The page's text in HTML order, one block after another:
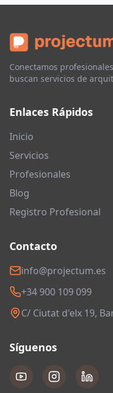
Conectamos
buscan servicios de
Enlaces Rápidos
Inicio
Servicios
Profesionales
Blog
Registro Profesional
Contacto
info@projectum.es
+34 900 109 099
C/ Ciutat d'elx 19,
Síguenos